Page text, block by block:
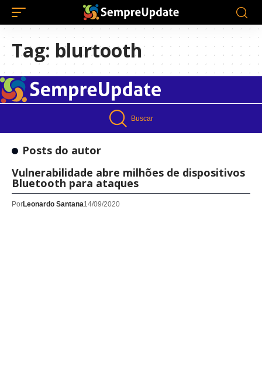
Tag: blurtooth
Buscar
Posts do autor
Vulnerabilidade abre milhões de dispositivos
Bluetooth para ataques
PorLeonardo Santana14/09/2020